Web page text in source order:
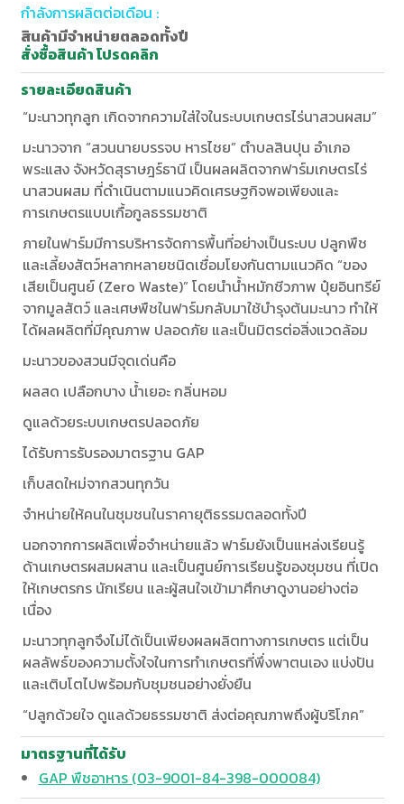
กำลังการผลิตต่อเดือน :
สินค้ามีจำหน่ายตลอดทั้งปี
สั่งซื้อสินค้า โปรดคลิก
รายละเอียดสินค้า
“มะนาวทุกลูก เกิดจากความใส่ใจในระบบเกษตรไร่นาสวนผสม”
มะนาวจาก “สวนนายบรรจบ หารไชย” ตำบลสินปุน อำเภอ
พระแสง จังหวัดสุราษฎร์ธานี เป็นผลผลิตจากฟาร์มเกษตรไร่
นาสวนผสม ที่ดำเนินตามแนวคิดเศรษฐกิจพอเพียงและ
การเกษตรแบบเกื้อกูลธรรมชาติ
ภายในฟาร์มมีการบริหารจัดการพื้นที่อย่างเป็นระบบ ปลูกพืช
และเลี้ยงสัตว์หลากหลายชนิดเชื่อมโยงกันตามแนวคิด “ของ
เสียเป็นศูนย์ (Zero Waste)” โดยนำน้ำหมักชีวภาพ ปุ๋ยอินทรีย์
จากมูลสัตว์ และเศษพืชในฟาร์มกลับมาใช้บำรุงต้นมะนาว ทำให้
ได้ผลผลิตที่มีคุณภาพ ปลอดภัย และเป็นมิตรต่อสิ่งแวดล้อม
มะนาวของสวนมีจุดเด่นคือ
ผลสด เปลือกบาง น้ำเยอะ กลิ่นหอม
ดูแลด้วยระบบเกษตรปลอดภัย
ได้รับการรับรองมาตรฐาน GAP
เก็บสดใหม่จากสวนทุกวัน
จำหน่ายให้คนในชุมชนในราคายุติธรรมตลอดทั้งปี
นอกจากการผลิตเพื่อจำหน่ายแล้ว ฟาร์มยังเป็นแหล่งเรียนรู้
ด้านเกษตรผสมผสาน และเป็นศูนย์การเรียนรู้ของชุมชน ที่เปิด
ให้เกษตรกร นักเรียน และผู้สนใจเข้ามาศึกษาดูงานอย่างต่อ
เนื่อง
มะนาวทุกลูกจึงไม่ได้เป็นเพียงผลผลิตทางการเกษตร แต่เป็น
ผลลัพธ์ของความตั้งใจในการทำเกษตรที่พึ่งพาตนเอง แบ่งปัน
และเติบโตไปพร้อมกับชุมชนอย่างยั่งยืน
“ปลูกด้วยใจ ดูแลด้วยธรรมชาติ ส่งต่อคุณภาพถึงผู้บริโภค”
มาตรฐานที่ได้รับ
GAP พืชอาหาร (03-9001-84-398-000084)